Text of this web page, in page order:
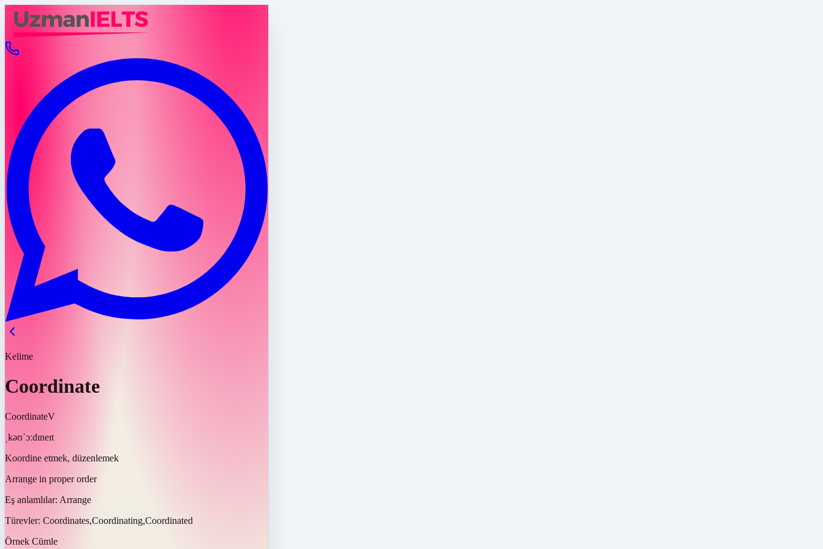
Kelime
Coordinate
CoordinateV
ˌkəʊˈɔːdɪneɪt
Koordine etmek, düzenlemek
Arrange in proper order
Eş anlamlılar: Arrange
Türevler: Coordinates,Coordinating,Coordinated
Örnek Cümle